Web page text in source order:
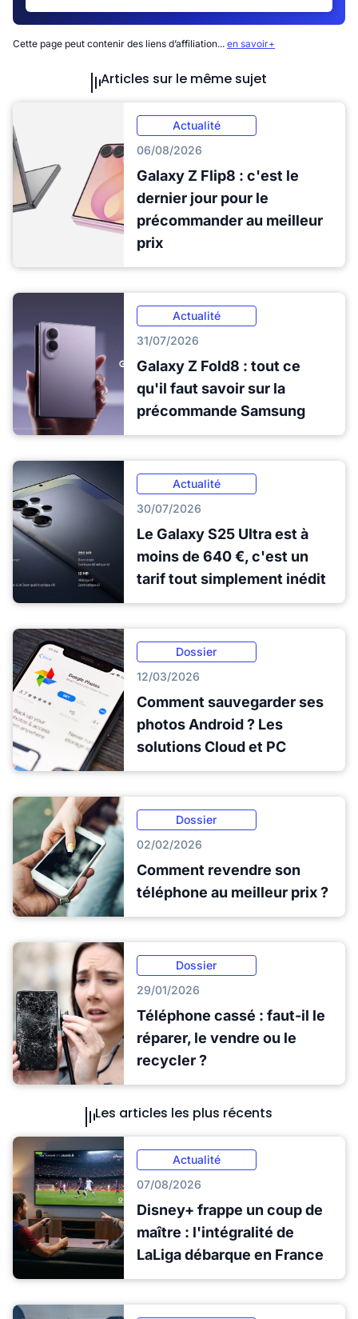
Cette page peut contenir des liens d’affiliation... en savoir+
Articles sur le même sujet
Actualité
06/08/2026
Galaxy Z Flip8 : c'est le
dernier jour pour le
précommander au meilleur
prix
Actualité
31/07/2026
Galaxy Z Fold8 : tout ce
qu'il faut savoir sur la
précommande Samsung
Actualité
30/07/2026
Le Galaxy S25 Ultra est à
moins de 640 €, c'est un
tarif tout simplement inédit
Dossier
12/03/2026
Comment sauvegarder ses
photos Android ? Les
solutions Cloud et PC
Dossier
02/02/2026
Comment revendre son
téléphone au meilleur prix ?
Dossier
29/01/2026
Téléphone cassé : faut-il le
réparer, le vendre ou le
recycler ?
Les articles les plus récents
Actualité
07/08/2026
Disney+ frappe un coup de
maître : l'intégralité de
LaLiga débarque en France